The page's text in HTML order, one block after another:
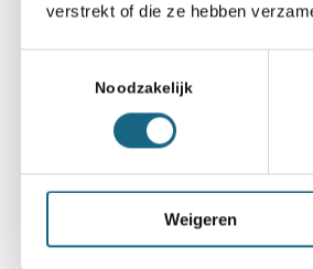
verstrekt of die ze hebben
Noodzakelijk
Weigeren
Deel dit stuk